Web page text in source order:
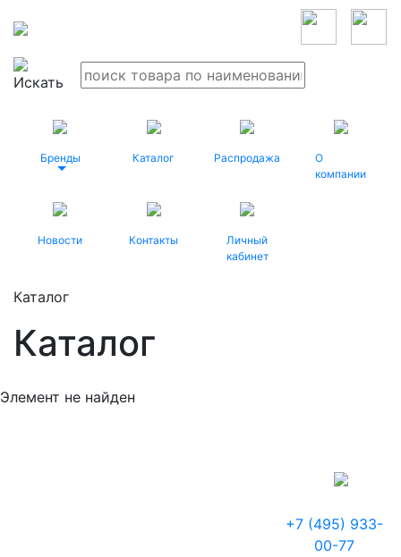
Бренды Каталог Распродажа
О
компании
Новости Контакты
Личный
кабинет
Каталог
Каталог
Элемент не найден
+7 (495) 933-
00-77